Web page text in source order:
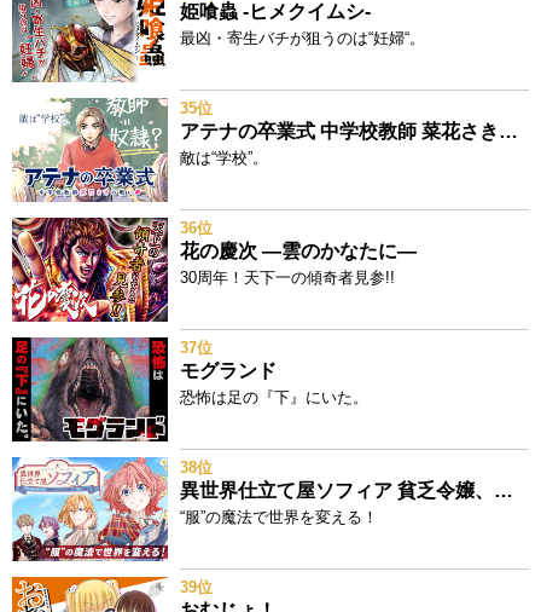
姫喰蟲 -ヒメクイムシ-
最凶・寄生バチが狙うのは“妊婦“。
35位
アテナの卒業式 中学校教師 菜花さきの戦い
敵は“学校”。
36位
花の慶次 ―雲のかなたに―
30周年！天下一の傾奇者見参!!
37位
モグランド
恐怖は足の『下』にいた。
38位
異世界仕立て屋ソフィア 貧乏令嬢、現代知識で服を作ってみんなの暮らしを豊かにします
“服”の魔法で世界を変える！
39位